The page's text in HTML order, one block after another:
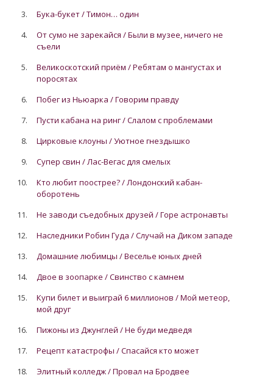
3.
Бука-букет / Тимон… один
4.
От сумо не зарекайся / Были в музее, ничего не
съели
5.
Великоскотский приём / Ребятам о мангустах и
поросятах
6.
Побег из Ньюарка / Говорим правду
7.
Пусти кабана на ринг / Слалом с проблемами
8.
Цирковые клоуны / Уютное гнездышко
9.
Супер свин / Лас-Вегас для смелых
10.
Кто любит поострее? / Лондонский кабан-
оборотень
11.
Не заводи съедобных друзей / Горе астронавты
12.
Наследники Робин Гуда / Случай на Диком западе
13.
Домашние любимцы / Веселье юных дней
14.
Двое в зоопарке / Свинство с камнем
15.
Купи билет и выиграй 6 миллионов / Мой метеор,
мой друг
16.
Пижоны из Джунглей / Не буди медведя
17.
Рецепт катастрофы / Спасайся кто может
18.
Элитный колледж / Провал на Бродвее